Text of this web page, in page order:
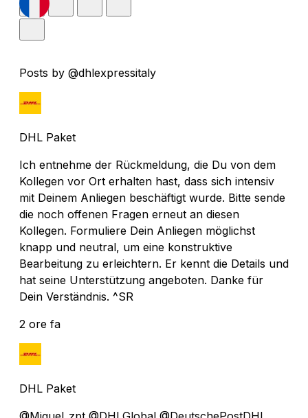
Posts by @dhlexpressitaly
DHL Paket
Ich entnehme der Rückmeldung, die Du von dem
Kollegen vor Ort erhalten hast, dass sich intensiv
mit Deinem Anliegen beschäftigt wurde. Bitte sende
die noch offenen Fragen erneut an diesen
Kollegen. Formuliere Dein Anliegen möglichst
knapp und neutral, um eine konstruktive
Bearbeitung zu erleichtern. Er kennt die Details und
hat seine Unterstützung angeboten. Danke für
Dein Verständnis. ^SR
2 ore fa
DHL Paket